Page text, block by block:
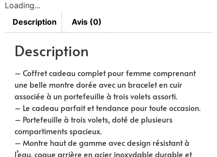
Loading...
Description
Avis (0)
Description
– Coffret cadeau complet pour femme comprenant
une belle montre dorée avec un bracelet en cuir
associée à un portefeuille à trois volets assorti.
– Le cadeau parfait et tendance pour toute occasion.
– Portefeuille à trois volets, doté de plusieurs
compartiments spacieux.
– Montre haut de gamme avec design résistant à
l’eau, coque arrière en acier inoxydable durable et